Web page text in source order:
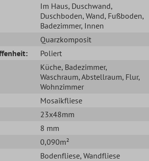
Im Haus, Duschwand,
Duschboden, Wand, Fußboden,
Badezimmer, Innen
Quarzkomposit
Poliert
Küche, Badezimmer,
Waschraum, Abstellraum, Flur,
Wohnzimmer
Mosaikfliese
23x48mm
8 mm
0,090m²
Bodenfliese, Wandfliese